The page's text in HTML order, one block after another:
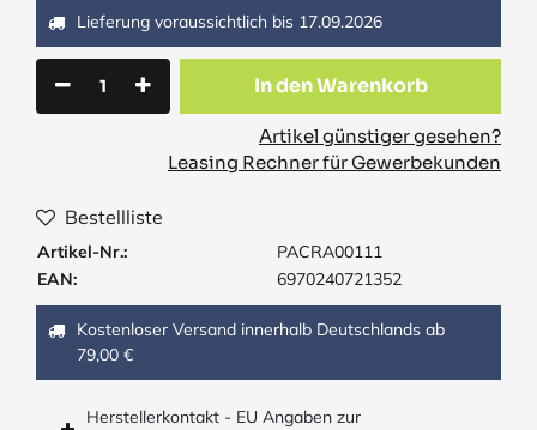
Lieferung voraussichtlich bis 17.09.2026
In den Warenkorb
Artikel günstiger gesehen?
Leasing Rechner für Gewerbekunden
Bestellliste
Artikel-Nr.:
PACRA00111
EAN:
6970240721352
Kostenloser Versand innerhalb Deutschlands ab
79,00 €
Herstellerkontakt - EU Angaben zur